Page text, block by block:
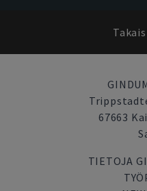
67663
TIETOJA